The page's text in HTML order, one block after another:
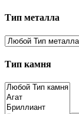
Тип металла
Тип камня